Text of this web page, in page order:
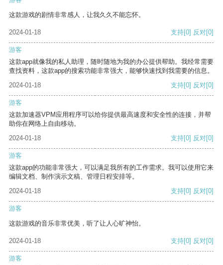
这款游戏的剧情非常感人，让我久久不能忘怀。
2024-01-18 支持[0] 反对[0]
游客
这款app就像我的私人助理，随时随地为我的办公提供帮助。我经常需要
查找资料，这款app的搜索功能非常强大，能够快速找到我需要的信息。
2024-01-18
支持[0] 反对[0]
游客
这款加速器VPM应用程序可以给你提供最高速度和安全性的连接，并帮
助你在网络上自由移动。
2024-01-18
支持[0] 反对[0]
游客
这款app的功能非常强大，可以满足我所有的工作需求。我可以使用它来
编辑文档、制作演示文稿、管理日程安排等。
2024-01-18
支持[0] 反对[0]
游客
这款游戏的音乐非常优美，听了让人心旷神怡。
2024-01-18 支持[0] 反对[0]
游客